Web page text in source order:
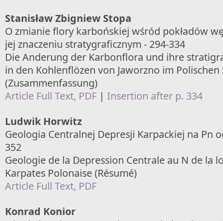
Stanisław Zbigniew Stopa
O zmianie flory karbońskiej wśród pokładów
jej znaczeniu stratygraficznym - 294-334
Die Anderung der Karbonflora und ihre
in den Kohlenflözen von Jaworzno im
(Zusammenfassung)
Article Full Text, PDF | Insertion after p. 334
Ludwik Horwitz
Geologia Centralnej Depresji Karpackiej na Pn
352
Geologie de la Depression Centrale au N de la
Karpates Polonaise (Résumé)
Article Full Text, PDF
Konrad Konior